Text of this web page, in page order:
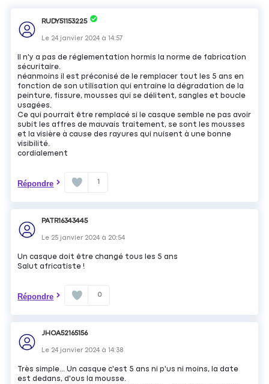
RUDY51153225
Le 24 janvier 2024 à14:57
Il n'y a pas de réglementation hormis la norme de fabrication
sécuritaire.
néanmoins il est préconisé de le remplacer tout les 5 ans en
fonction de son utilisation qui entraine la dégradation de la
peinture, fissure, mousses qui se délitent, sangles et boucle
usagées.
Ce qui pourrait être remplacé si le casque semble ne pas avoir
subit les affres de mauvais traitement, se sont les mousses
et la visière à cause des rayures qui nuisent à une bonne
visibilité.
cordialement
Répondre 1
PATR16343445
Le 25 janvier 2024 à 20:54
Un casque doit être changé tous les 5 ans
Salut africatiste !
Répondre 0
JHOA52165156
Le 24 janvier 2024 à14:38
Très simple... Un casque c'est 5 ans ni p'us ni moins, la date
est dedans, d'ous la mousse.